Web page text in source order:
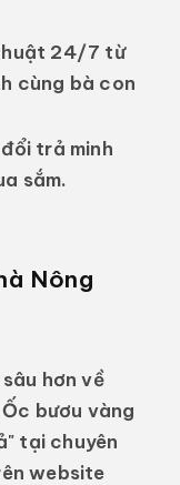
24/7 từ
cùng bà con
trả minh
sắm.
Nông
hơn về
bươu vàng
tại chuyên
website